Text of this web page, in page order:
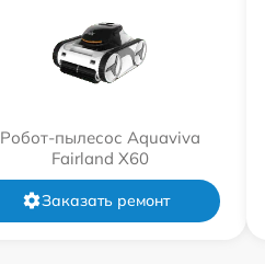
Робот-пылесос Aquaviva
Fairland X60
Заказать ремонт